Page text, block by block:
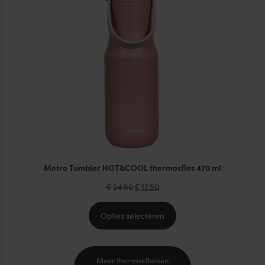
Metro Tumbler HOT&COOL thermosfles 470 ml
€ 24.50Oorspronkelijke
prijs
was:
€24.50.
€ 17.50Huidige
prijs
is:
€17.50.
Opties selecteren
Meer thermosflessen